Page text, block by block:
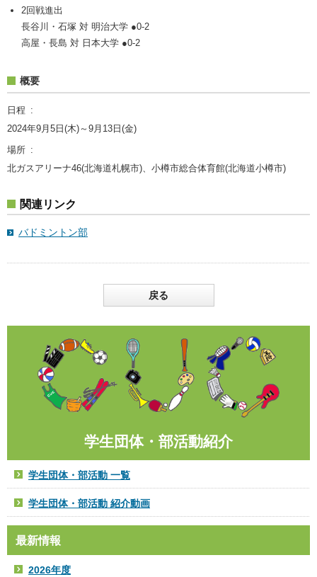
2回戦進出
長谷川・石塚 対 明治大学 ●0-2
高屋・長島 対 日本大学 ●0-2
概要
日程
2024年9月5日(木)～9月13日(金)
場所
北ガスアリーナ46(北海道札幌市)、小樽市総合体育館(北海道小樽市)
関連リンク
バドミントン部
戻る
学生団体・部活動紹介
学生団体・部活動 一覧
学生団体・部活動 紹介動画
最新情報
2026年度